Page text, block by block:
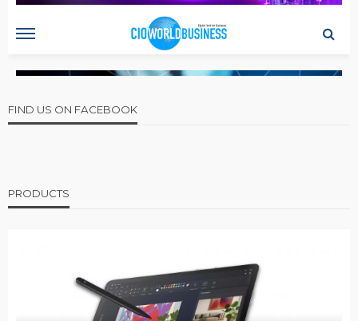
FIND US ON FACEBOOK
PRODUCTS